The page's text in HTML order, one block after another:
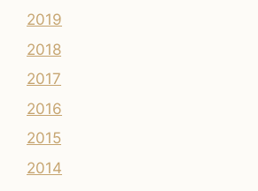
2019
2018
2017
2016
2015
2014